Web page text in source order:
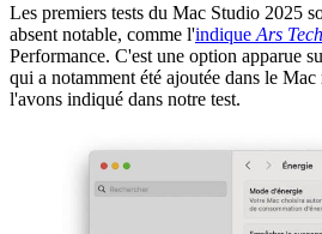
Les premiers tests du Mac Studio 2025
absent notable, comme l'indique Ars
Performance. C'est une option apparue
qui a notamment été ajoutée dans le
l'avons indiqué dans notre test.